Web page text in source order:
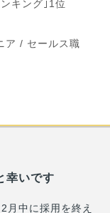
キング｣1位
ア / セールス職
幸いです
月中に採用を終え